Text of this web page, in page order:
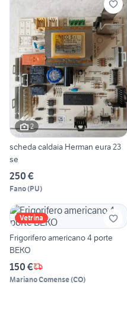
2
scheda caldaia Herman eura 23
se
250 €
Fano(PU)
Vetrina
Frigorifero americano 4 porte
BEKO
150 €
Mariano Comense(CO)